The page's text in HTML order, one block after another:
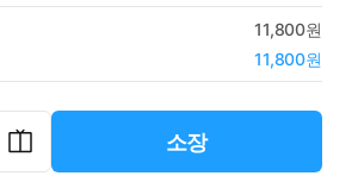
11,800원
11,800원
소장